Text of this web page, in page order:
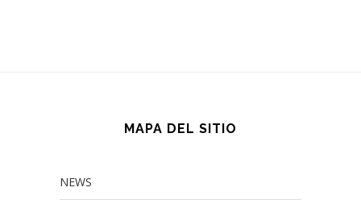
MAPA DEL SITIO
NEWS